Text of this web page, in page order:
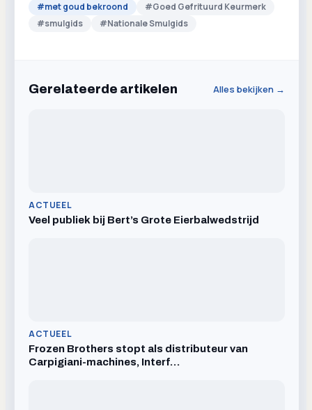
#met goud bekroond #Goed Gefrituurd Keurmerk
#smulgids #Nationale Smulgids
Gerelateerde artikelen Alles bekijken →
ACTUEEL
Veel publiek bij Bert’s Grote Eierbalwedstrijd
ACTUEEL
Frozen Brothers stopt als distributeur van
Carpigiani-machines, Interf…